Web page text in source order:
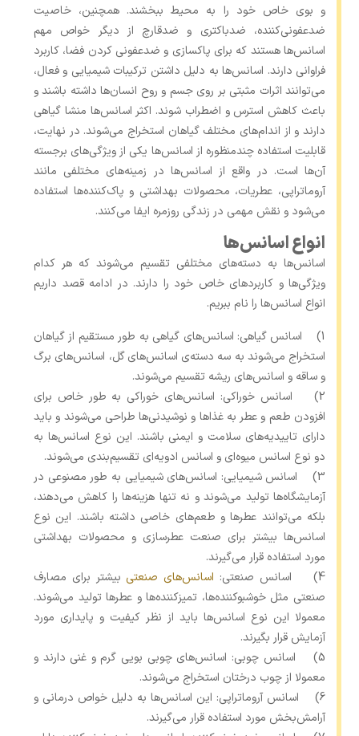
و بوی خاص خود را به محیط ببخشند. همچنین، خاصیت
ضدعفونی‌کننده، ضدباکتری و ضدقارچ از دیگر خواص مهم
اسانس‌ها هستند که برای پاکسازی و ضدعفونی کردن فضا، کاربرد
فراوانی دارند. اسانس‌ها به دلیل داشتن ترکیبات شیمیایی و فعال،
می‌توانند اثرات مثبتی بر روی جسم و روح انسان‌ها داشته باشند و
باعث کاهش استرس و اضطراب شوند. اکثر اسانس‌ها منشا گیاهی
دارند و از اندام‌های مختلف گیاهان استخراج می‌شوند. در نهایت،
قابلیت استفاده چندمنظوره از اسانس‌ها یکی از ویژگی‌های برجسته
آن‌ها است. در واقع از اسانس‌ها در زمینه‌های مختلفی مانند
آروماتراپی، عطریات، محصولات بهداشتی و پاک‌کننده‌ها استفاده
می‌شود و نقش مهمی در زندگی روزمره ایفا می‌کنند.
انواع اسانس‌ها
اسانس‌ها به دسته‌های مختلفی تقسیم می‌شوند که هر کدام
ویژگی‌ها و کاربردهای خاص خود را دارند. در ادامه قصد داریم
انواع اسانس‌ها را نام ببریم.
1) اسانس گیاهی: اسانس‌های گیاهی به طور مستقیم از گیاهان
استخراج می‌شوند به سه دسته‌ی اسانس‌های گل، اسانس‌های برگ
و ساقه و اسانس‌های ریشه تقسیم می‌شوند.
2) اسانس خوراکی: اسانس‌های خوراکی به طور خاص برای
افزودن طعم و عطر به غذاها و نوشیدنی‌ها طراحی می‌شوند و باید
دارای تاییدیه‌های سلامت و ایمنی باشند. این نوع اسانس‌ها به
دو نوع اسانس میوه‌ای و اسانس ادویه‌ای تقسیم‌بندی می‌شوند.
3) اسانس شیمیایی: اسانس‌های شیمیایی به طور مصنوعی در
آزمایشگاه‌ها تولید می‌شوند و نه تنها هزینه‌ها را کاهش می‌دهند،
بلکه می‌توانند عطرها و طعم‌های خاصی داشته باشند. این نوع
اسانس‌ها بیشتر برای صنعت عطرسازی و محصولات بهداشتی
مورد استفاده قرار می‌گیرند.
4) اسانس صنعتی:
اسانس‌های صنعتی بیشتر برای مصارف
صنعتی مثل خوشبوکننده‌ها، تمیزکننده‌ها و عطرها تولید می‌شوند.
معمولا این نوع اسانس‌ها باید از نظر کیفیت و پایداری مورد
آزمایش قرار بگیرند.
5) اسانس چوبی: اسانس‌های چوبی بویی گرم و غنی دارند و
معمولا از چوب درختان استخراج می‌شوند.
6) اسانس آروماتراپی: این اسانس‌ها به دلیل خواص درمانی و
آرامش‌بخش مورد استفاده قرار می‌گیرند.